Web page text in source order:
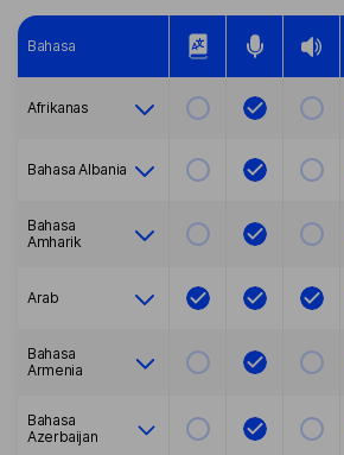
Bahasa
Afrikanas
bahasa Albania
Bahasa
Amharik
Arab
Bahasa
Armenia
Bahasa
Azerbaijan